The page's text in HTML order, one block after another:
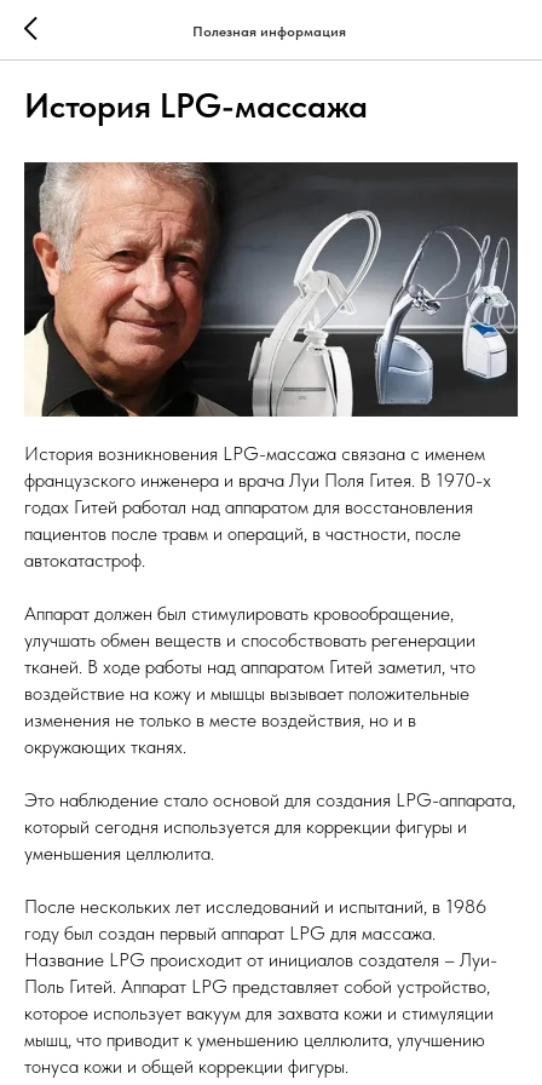
Полезная информация
История LPG-массажа
История возникновения LPG-массажа связана с именем
французского инженера и врача Луи Поля Гитея. В 1970-х
годах Гитей работал над аппаратом для восстановления
пациентов после травм и операций, в частности, после
автокатастроф.
Аппарат должен был стимулировать кровообращение,
улучшать обмен веществ и способствовать регенерации
тканей. В ходе работы над аппаратом Гитей заметил, что
воздействие на кожу и мышцы вызывает положительные
изменения не только в месте воздействия, но и в
окружающих тканях.
Это наблюдение стало основой для создания LPG-аппарата,
который сегодня используется для коррекции фигуры и
уменьшения целлюлита.
После нескольких лет исследований и испытаний, в 1986
году был создан первый аппарат LPG для массажа.
Название LPG происходит от инициалов создателя – Луи-
Поль Гитей. Аппарат LPG представляет собой устройство,
которое использует вакуум для захвата кожи и стимуляции
мышц, что приводит к уменьшению целлюлита, улучшению
тонуса кожи и общей коррекции фигуры.